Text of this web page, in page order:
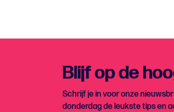
Blijf op de
Schrijf je in voor onze
donderdag de leukste tips en